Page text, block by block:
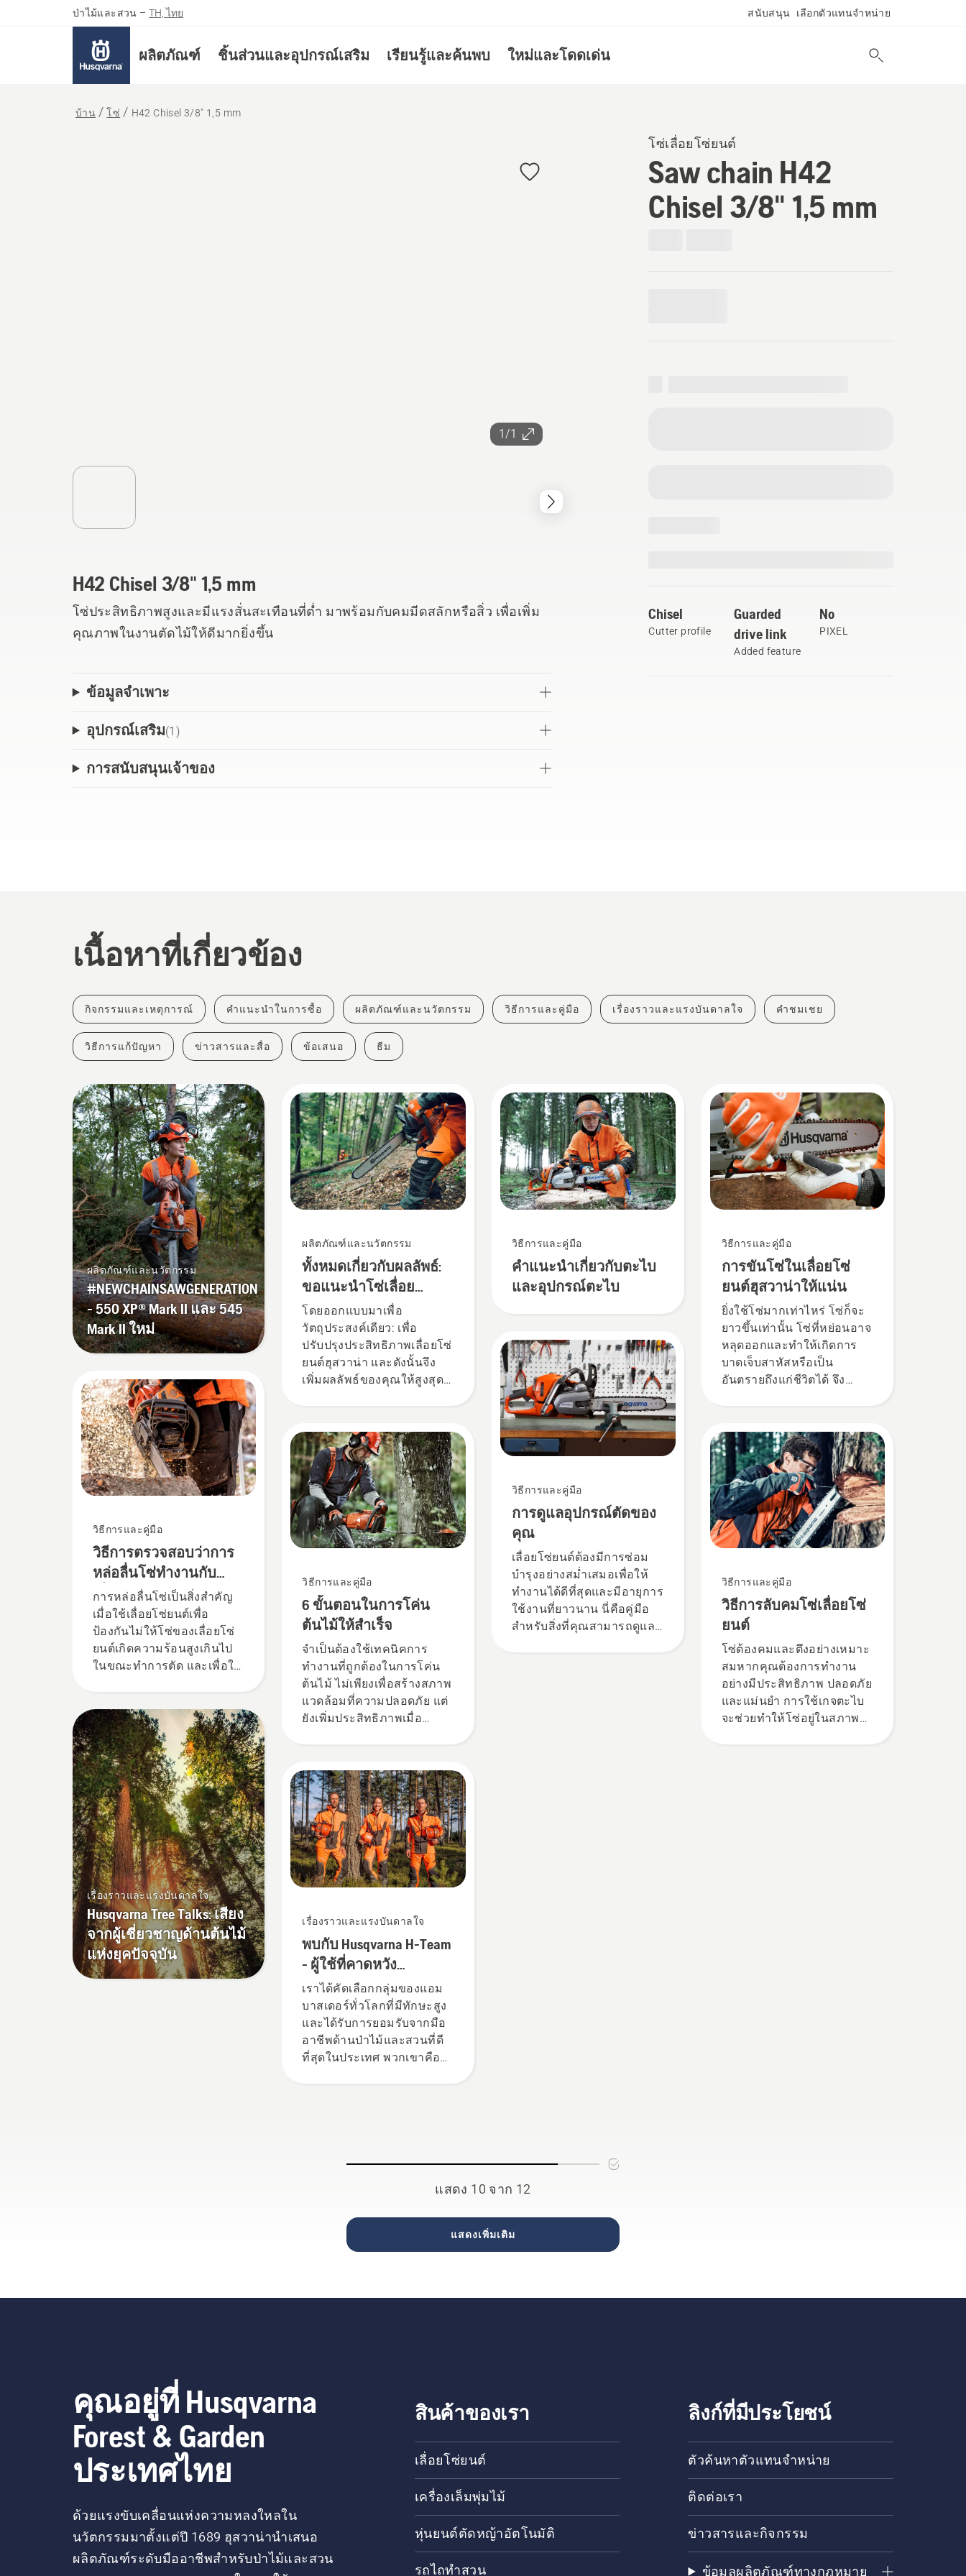
ป่าไม้และสวน – TH, ไทย สนับสนุน เลือกตัวแทนจำหน่าย
ผลิตภัณฑ์ ชิ้นส่วนและอุปกรณ์เสริม เรียนรู้และค้นพบ ใหม่และโดดเด่น
บ้าน โซ่ H42 Chisel 3/8" 1,5 mm
1/1
โซ่เลื่อยโซ่ยนต์
Saw chain H42
Chisel 3/8" 1,5 mm
Chisel
Cutter profile
Guarded
drive link
Added feature
No
PIXEL
H42 Chisel 3/8" 1,5 mm
โซ่ประสิทธิภาพสูงและมีแรงสั่นสะเทือนที่ต่ำ มาพร้อมกับคมมีดสลักหรือสิ่ว เพื่อเพิ่ม
คุณภาพในงานตัดไม้ให้ดีมากยิ่งขึ้น
ข้อมูลจำเพาะ
อุปกรณ์เสริม(1 )
การสนับสนุนเจ้าของ
เนื้อหาที่เกี่ยวข้อง
กิจกรรมและเหตุการณ์ คำแนะนำในการซื้อ ผลิตภัณฑ์และนวัตกรรม วิธีการและคู่มือ เรื่องราวและแรงบันดาลใจ คำชมเชย
วิธีการแก้ปัญหา ข่าวสารและสื่อ ข้อเสนอ ธีม
ผลิตภัณฑ์และนวัตกรรม
#NEWCHAINSAWGENERATION
- 550 XP® Mark II และ 545
Mark II ใหม่
วิธีการและคู่มือ
วิธีการตรวจสอบว่าการ
หล่อลื่นโซ่ทำงานกับ
เลื่อยโซ่ยนต์ของคุณหรือ
ไม่
การหล่อลื่นโซ่เป็นสิ่งสำคัญ
เมื่อใช้เลื่อยโซ่ยนต์เพื่อ
ป้องกันไม่ให้โซ่ของเลื่อยโซ่
ยนต์เกิดความร้อนสูงเกินไป
ในขณะทำการตัด และเพื่อให้
เกิดแรงเสียดทาน ซึ่งจะช่วย
ยืดอายุการใช้งานของแผ่น
บังคับโซ่และโซ่ ปฏิบัติตามคำ
แนะนำในวิดีโอสั้นๆ นี้เพื่อ
เรียนรู้วิธีการตรวจสอบว่า
ระบบหล่อลื่นโซ่ของเลื่อยโซ่
ยนต์ของคุณทำงานได้อย่าง
ถูกต้อง ก่อนอื่นให้ตรวจสอบ
ระดับน้ำมันของคุณ สตาร์ท
เลื่อยโซ่ยนต์และตรวจดูให้
แน่ใจว่าเบรกโซ่ปิดการ
ทำงานอยู่ เร่งเครื่องยนต์ของ
เลื่อยโซ่ยนต์โดยให้ห่างจาก
ลำต้นของต้นไม้สองสาม
เซนติเมตร ถ้ามีน้ำมันบน
ต้นไม้ แสดงว่าระบบหล่อลื่น
เรื่องราวและแรงบันดาลใจ
Husqvarna Tree Talks: เสียง
จากผู้เชี่ยวชาญด้านต้นไม้
แห่งยุคปัจจุบัน
ผลิตภัณฑ์และนวัตกรรม
ทั้งหมดเกี่ยวกับผลลัพธ์:
ขอแนะนำโซ่เลื่อย
Husqvarna X-CUT®
โดยออกแบบมาเพื่อ
วัตถุประสงค์เดียว: เพื่อ
ปรับปรุงประสิทธิภาพเลื่อยโซ่
ยนต์ฮุสวาน่า และดังนั้นจึง
เพิ่มผลลัพธ์ของคุณให้สูงสุด
วิธีการและคู่มือ
6 ขั้นตอนในการโค่น
ต้นไม้ให้สำเร็จ
จำเป็นต้องใช้เทคนิคการ
ทำงานที่ถูกต้องในการโค่น
ต้นไม้ ไม่เพียงเพื่อสร้างสภาพ
แวดล้อมที่ความปลอดภัย แต่
ยังเพิ่มประสิทธิภาพเมื่อ
เรื่องราวและแรงบันดาลใจ
พบกับ Husqvarna H-Team
- ผู้ใช้ที่คาดหวัง
ประสิทธิภาพสูงสุดของ
เรา
เราได้คัดเลือกกลุ่มของแอม
บาสเดอร์ทั่วโลกที่มีทักษะสูง
และได้รับการยอมรับจากมือ
อาชีพด้านป่าไม้และสวนที่ดี
ที่สุดในประเทศ พวกเขาคือ
วิธีการและคู่มือ
คำแนะนำเกี่ยวกับตะไบ
และอุปกรณ์ตะไบ
วิธีการและคู่มือ
การดูแลอุปกรณ์ตัดของ
คุณ
เลื่อยโซ่ยนต์ต้องมีการซ่อม
บำรุงอย่างสม่ำเสมอเพื่อให้
ทำงานได้ดีที่สุดและมีอายุการ
ใช้งานที่ยาวนาน นี่คือคู่มือ
สำหรับสิ่งที่คุณสามารถดูแล
วิธีการและคู่มือ
การขันโซ่ในเลื่อยโซ่
ยนต์ฮุสวาน่าให้แน่น
ยิ่งใช้โซ่มากเท่าไหร่ โซ่ก็จะ
ยาวขึ้นเท่านั้น โซ่ที่หย่อนอาจ
หลุดออกและทำให้เกิดการ
บาดเจ็บสาหัสหรือเป็น
อันตรายถึงแก่ชีวิตได้ จึง
ตรวจสอบความตึงของโซ่ทุก
ครั้งที่เติมเชื้อเพลิง หมายเหตุ!
โซ่เลื่อยใหม่จะมีช่วงระยะ
เวลาช่วงแรกในการปรับ
สภาพให้เข้าที่ จึงควรตรวจ
สอบความตึงให้บ่อยครั้งขึ้น
วิธีการและคู่มือ
วิธีการลับคมโซ่เลื่อยโซ่
ยนต์
โซ่ต้องคมและตึงอย่างเหมาะ
สมหากคุณต้องการทำงาน
อย่างมีประสิทธิภาพ ปลอดภัย
และแม่นยำ การใช้เกจตะไบ
จะช่วยทำให้โซ่อยู่ในสภาพดี
แสดง 10 จาก 12
แสดงเพิ่มเติม
คุณอยู่ที่ Husqvarna
Forest & Garden
ประเทศไทย
ด้วยแรงขับเคลื่อนแห่งความหลงใหลใน
นวัตกรรมมาตั้งแต่ปี 1689 ฮุสวาน่านำเสนอ
ผลิตภัณฑ์ระดับมืออาชีพสำหรับป่าไม้และสวน
สินค้าของเรา
เลื่อยโซ่ยนต์
เครื่องเล็มพุ่มไม้
หุ่นยนต์ตัดหญ้าอัตโนมัติ
รถไถทำสวน
ลิงก์ที่มีประโยชน์
ตัวค้นหาตัวแทนจำหน่าย
ติดต่อเรา
ข่าวสารและกิจกรรม
ข้อมูลผลิตภัณฑ์ทางกฎหมาย